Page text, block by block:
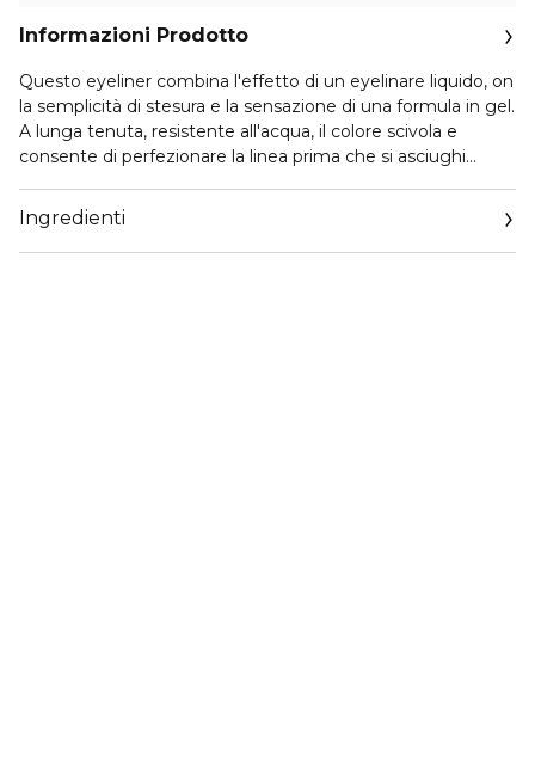
Informazioni Prodotto
Questo eyeliner combina l'effetto di un eyelinare liquido, on
la semplicità di stesura e la sensazione di una formula in gel.
A lunga tenuta, resistente all'acqua, il colore scivola e
consente di perfezionare la linea prima che si asciughi
nelle pieghe. Consigli di Applicazione: prelevare il prodotto
con la punta dell'Ultra Fine Eyeliner Brush. Rimuovere
l'eccesso prima di passare alla stesura sull'occhio, lavorando
Ingredienti